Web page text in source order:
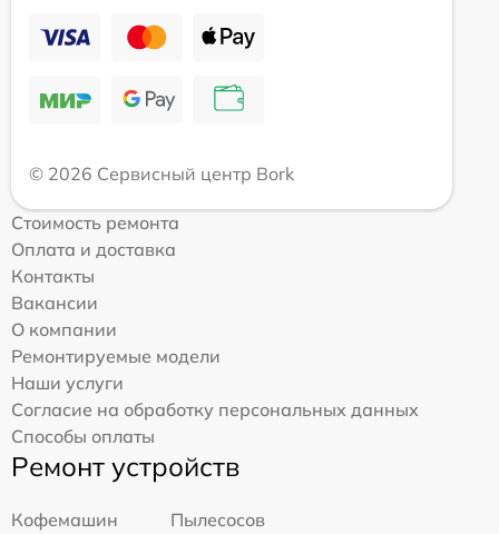
© 2026 Сервисный центр Bork
Стоимость ремонта
Оплата и доставка
Контакты
Вакансии
О компании
Ремонтируемые модели
Наши услуги
Согласие на обработку персональных данных
Способы оплаты
Ремонт устройств
Кофемашин
Пылесосов